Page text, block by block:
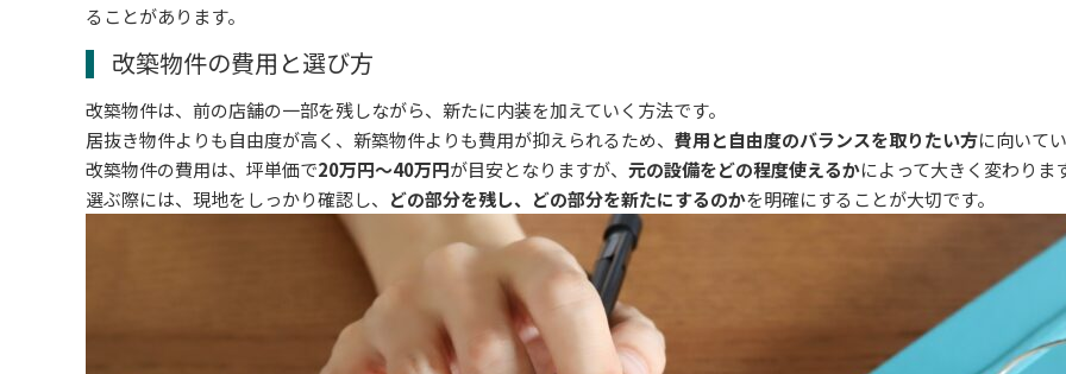
ることがあります。
改築物件の費用と選び方
改築物件は、前の店舗の一部を残しながら、新たに内装を加えていく方法です。
居抜き物件よりも自由度が高く、新築物件よりも費用が抑えられるため、 費用と自由度のバランスを取りたい方に向いて
改築物件の費用は、坪単価で20万円～40万円が目安となりますが、 元の設備をどの程度使えるかによって大きく変わりま
選ぶ際には、現地をしっかり確認し、 どの部分を残し、どの部分を新たにするのかを明確にすることが大切です。